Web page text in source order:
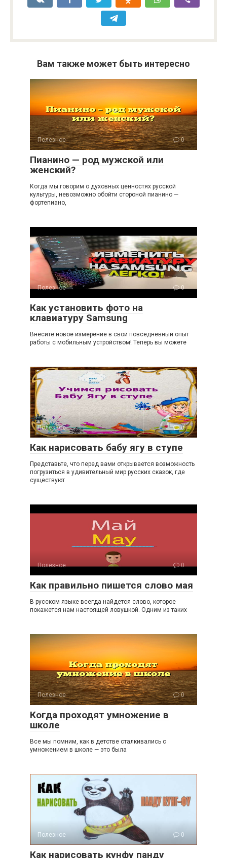
Вам также может быть интересно
Полезное 0
Пианино — род мужской или
женский?
Когда мы говорим о духовных ценностях русской
культуры, невозможно обойти стороной пианино —
фортепиано,
Полезное 0
Как установить фото на
клавиатуру Samsung
Внесите новое измерение в свой повседневный опыт
работы с мобильным устройством! Теперь вы можете
Полезное 0
Как нарисовать бабу ягу в ступе
Представьте, что перед вами открывается возможность
погрузиться в удивительный мир русских сказок, где
существуют
Полезное 0
Как правильно пишется слово мая
В русском языке всегда найдется слово, которое
покажется нам настоящей ловушкой. Одним из таких
Полезное 0
Когда проходят умножение в
школе
Все мы помним, как в детстве сталкивались с
умножением в школе — это была
Полезное 0
Как нарисовать кунфу панду